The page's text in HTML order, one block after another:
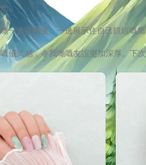
。
一邊搭帳篷，一邊展示住自己靚靚嘅
儀式感，令我哋嘅友誼更加深厚。下